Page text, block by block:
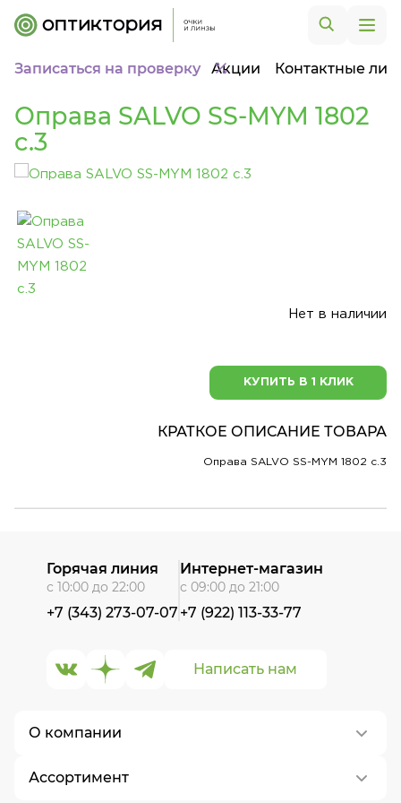
Записаться на проверку Акции Контактные
Оправа SALVO SS-MYM 1802
c.3
Нет в наличии
КУПИТЬ В 1 КЛИК
КРАТКОЕ ОПИСАНИЕ ТОВАРА
Оправа SALVO SS-MYM 1802 c.3
О компании
О нас
Ассортимент
Написать нам
Горячая линия
с 10:00 до 22:00
+7 (343) 273-07-07
Интернет-магазин
с 09:00 до 21:00
+7 (922) 113-33-77